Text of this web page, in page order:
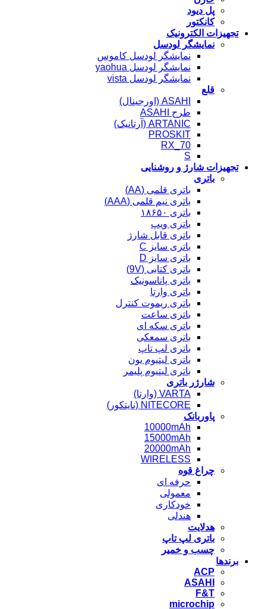
پل دیود
کانکتور
تجهیزات الکترونیک
نمایشگر لودسل
نمایشگر لودسل کاموس
نمایشگر لودسل yaohua
نمایشگر لودسل vista
قلع
ASAHI (اورجینال)
طرح ASAHI
ARTANIC (آرتانیک)
PROSKIT
RX_70
S
تجهیزات شارژ و روشنایی
باتری
باتری قلمی (AA)
باتری نیم قلمی (AAA)
باتری ۱۸۶۵۰
باتری ویپ
باتری قابل شارژ
باتری سایز C
باتری سایز D
باتری کتابی (9V)
باتری پاناسونیک
باتری وارتا
باتری ریموت کنترل
باتری ساعت
باتری سکه ای
باتری سمعکی
باتری لپ تاپ
باتری لیتیوم یون
باتری لیتیوم پلیمر
شارژر باتری
VARTA (وارتا)
NITECORE (نایتکور)
پاوربانک
10000mAh
15000mAh
20000mAh
WIRELESS
چراغ قوه
حرفه ای
معمولی
خودکاری
هندلی
هدلایت
باتری لپ تاپ
چسب و خمیر
برندها
ACP
ASAHI
F&T
microchip